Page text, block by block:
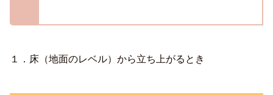
１．床（地面のレベル）から立ち上がるとき